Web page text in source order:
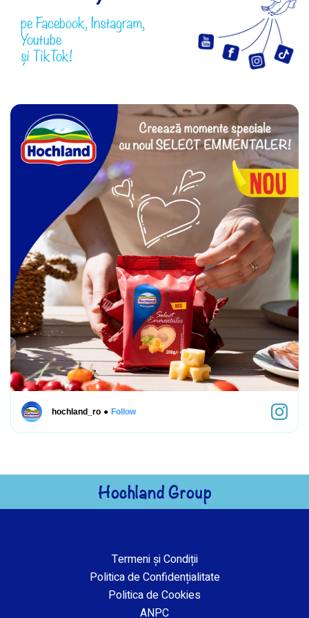
peFacebook,Instagram,
Youtube
șiTikTok!
hochland_ro ● Follow
Hochland Group
Termeni și Condiții
Politica de Confidențialitate
Politica de Cookies
ANPC